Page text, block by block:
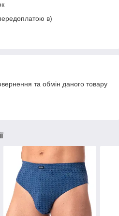
в)
та обмін даного товару